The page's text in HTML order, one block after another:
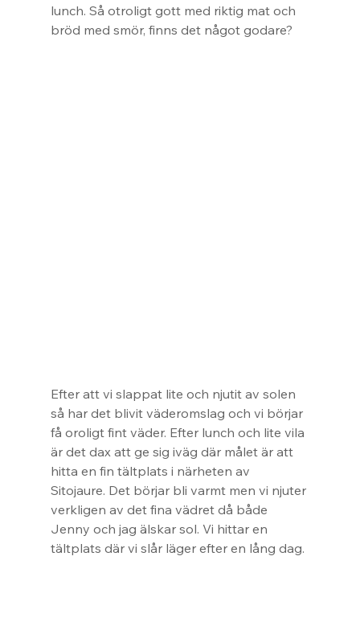
lunch. Så otroligt gott med riktig mat och
bröd med smör, finns det något godare?
Efter att vi slappat lite och njutit av solen
så har det blivit väderomslag och vi börjar
få oroligt fint väder. Efter lunch och lite vila
är det dax att ge sig iväg där målet är att
hitta en fin tältplats i närheten av
Sitojaure. Det börjar bli varmt men vi njuter
verkligen av det fina vädret då både
Jenny och jag älskar sol. Vi hittar en
tältplats där vi slår läger efter en lång dag.